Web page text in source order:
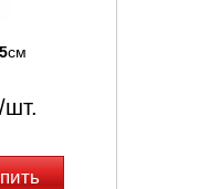
см
шт.